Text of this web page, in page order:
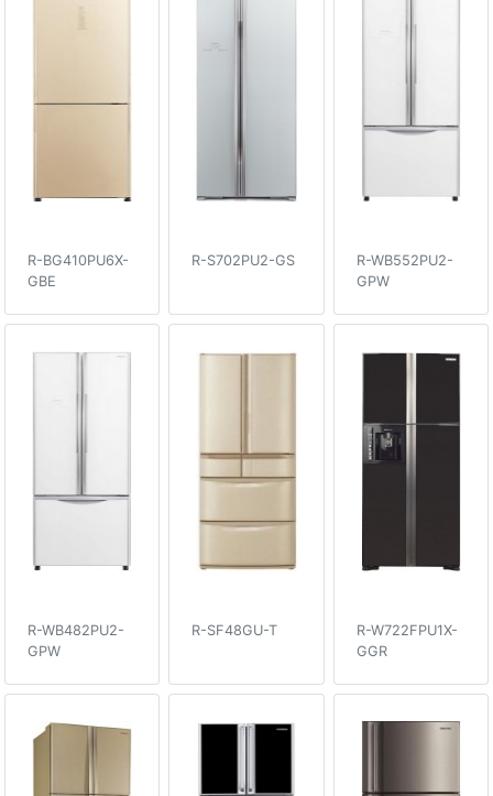
R-BG410PU6X-
GBE
R-S702PU2-GS
R-WB552PU2-
GPW
R-WB482PU2-
GPW
R-SF48GU-T
R-W722FPU1X-
GGR